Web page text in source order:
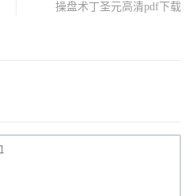
操盘术丁圣元高清pdf下载